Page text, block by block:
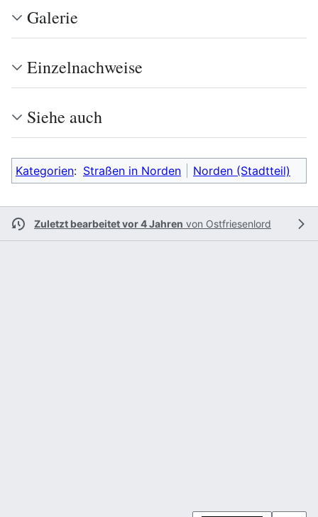
Galerie
Einzelnachweise
Siehe auch
Kategorien: Straßen in Norden Norden (Stadtteil)
Zuletzt bearbeitet vor 4 Jahren von Ostfriesenlord